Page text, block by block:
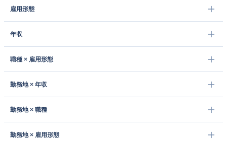
雇用形態
年収
職種 × 雇用形態
勤務地 × 年収
勤務地 × 職種
勤務地 × 雇用形態